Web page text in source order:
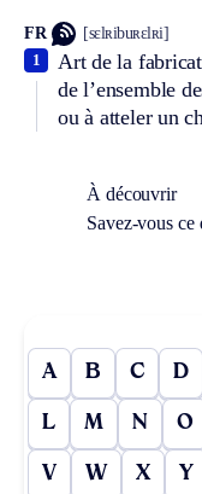
FR [sɛlʀibuʀɛlʀi]
Art de la
de l’ensemble
ou à atteler un
1
À découvrir
Savez-vous
A B C D
L M N O
V W X Y